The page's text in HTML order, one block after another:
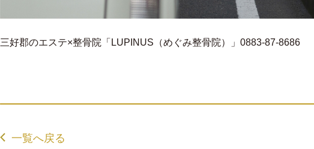
三好郡のエステ×整骨院「LUPINUS（めぐみ整骨院）」0883-87-8686
一覧へ戻る